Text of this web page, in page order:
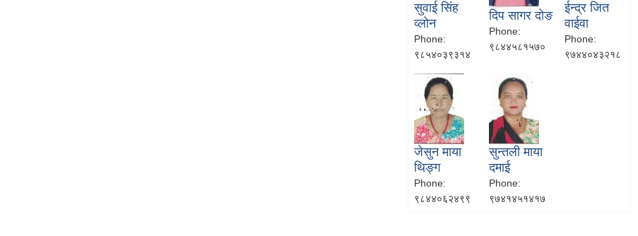
सुवाई सिंह
व्लोन
Phone:
९८५४०३९३१४
दिप सागर दोङ
Phone:
९८४४५८१५७०
ईन्द्र जित
वाईवा
Phone:
९७४४०४३२१८
जेसुन माया
थिङ्ग
Phone:
९८४४०६२४९९
सुन्तली माया
दमाई
Phone:
९७४१४५१४१७